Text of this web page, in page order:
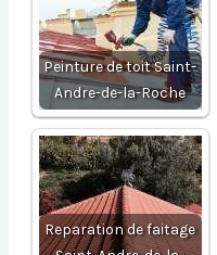
Peinture de toit Saint-
Andre-de-la-Roche
Reparation de faitage